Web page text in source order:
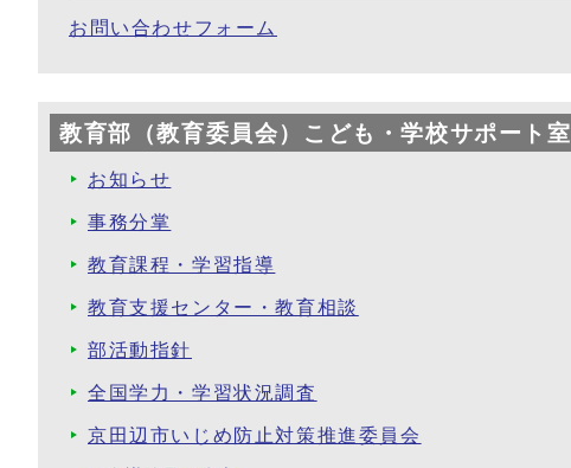
お問い合わせフォーム
教育部（教育委員会）こども・学校サポート室
お知らせ
事務分掌
教育課程・学習指導
教育支援センター・教育相談
部活動指針
全国学力・学習状況調査
京田辺市いじめ防止対策推進委員会